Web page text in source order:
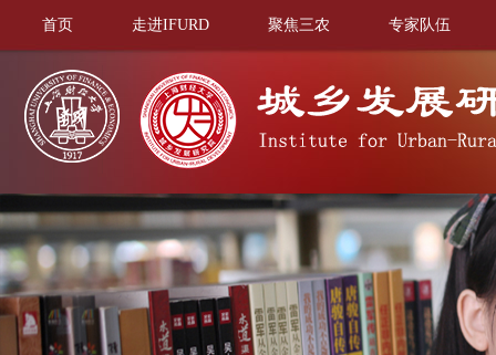
首页 走进IFURD 聚焦三农 专家队伍